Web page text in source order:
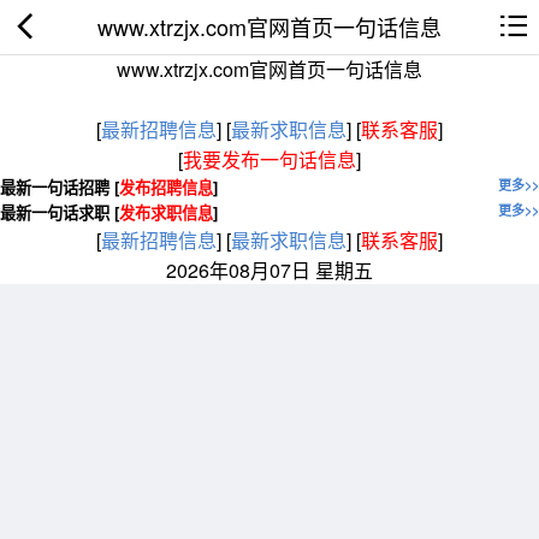
www.xtrzjx.com官网首页一句话信息
www.xtrzjx.com官网首页一句话信息
[最新招聘信息] [最新求职信息] [联系客服]
[我要发布一句话信息]
更多>>
最新一句话招聘 [发布招聘信息]
更多>>
最新一句话求职 [发布求职信息]
[最新招聘信息] [最新求职信息] [联系客服]
2026年08月07日 星期五